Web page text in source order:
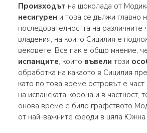
Произходът на шоколада от
несигурен и това се дължи главно
последователността на различните
владения, на които Сицилия е
вековете. Все пак е общо мнение,
испанците, които въвели този
обработка на какаото в Сицилия
като по това време островът е
на испанската корона и в частност,
онова време е било графството
от най-важните феоди в цяла Южна